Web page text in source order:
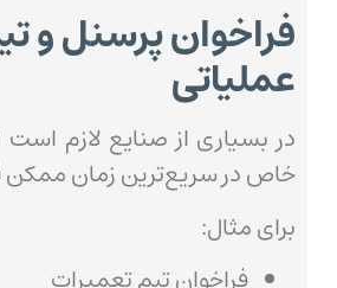
فراخوان پرسنل و
عملیاتی
در بسیاری از صنایع لازم است
خاص در سریع‌ترین زمان ممکن
برای مثال: